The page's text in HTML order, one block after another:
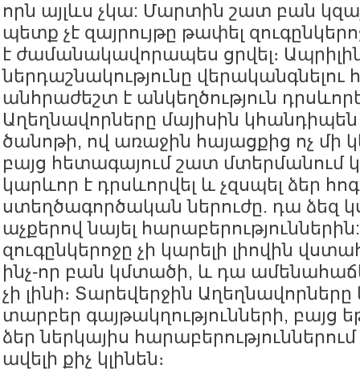
որն այլևս չկա: Մարտին շատ բան
պետք չէ զայրույթը թափել
է ժամանակավորապես ցրվել։
ներդաշնակությունը վերականգնելու
անհրաժեշտ է անկեղծություն
Աղեղնավորները մայիսին
ծանոթի, ով առաջին հայացքից ոչ մի
բայց հետագայում շատ մտերմանում
կարևոր է դրսևորվել և չզսպել ձեր
ստեղծագործական ներուժը. դա ձեզ
աչքերով նայել
զուգընկերոջը չի կարելի լիովին
ինչ-որ բան կմտածի, և դա
չի լինի։ Տարեվերջին
տարբեր գայթակղությունների, բայց
ձեր ներկայիս
ավելի քիչ կլինեն։